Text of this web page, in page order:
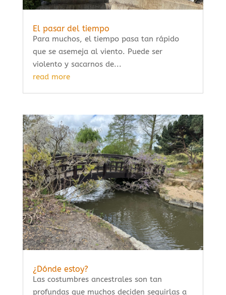
El pasar del tiempo
Para muchos, el tiempo pasa tan rápido
que se asemeja al viento. Puede ser
violento y sacarnos de...
read more
¿Dónde estoy?
Las costumbres ancestrales son tan
profundas que muchos deciden seguirlas a